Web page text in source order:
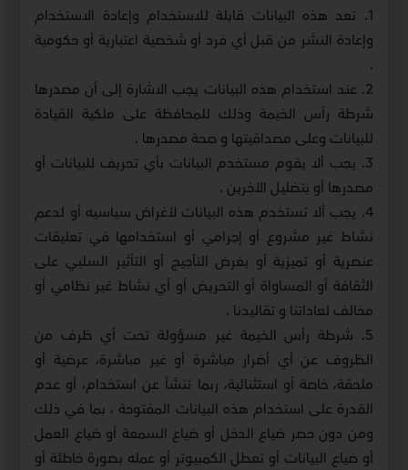
1. تعد هذه البيانات قابلة للاستخدام وإعادة الاستخدام
وإعادة النشر من قبل أي فرد أو شخصية اعتبارية أو حكومية
2. عند استخدام هذه البيانات يجب الاشارة إلى أن مصدرها
شرطة رأس الخيمة وذلك للمحافظة على ملكية القيادة
للبيانات وعلى مصداقيتها و صحة مصدرها .
3. يجب ألا يقوم مستخدم البيانات بأي تحريف للبيانات أو
مصدرها أو بتضليل الأخرين .
4. يجب ألا تستخدم هذه البيانات لأغراض سياسيه أو لدعم
نشاط غير مشروع أو إجرامي أو استخدامها في تعليقات
عنصرية أو تميزية أو بغرض التأجيج أو التأثير السلبي على
الثقافة أو المساواة أو التحريض أو أي نشاط غير نظامي أو
مخالف لعاداتنا و تقاليدنا .
5. شرطة رأس الخيمة غير مسؤولة تحت أي ظرف من
الظروف عن أي أضرار مباشرة أو غير مباشرة، عرضية أو
ملحقة، خاصة أو استثنائية، ربما تنشأ عن استخدام، أو عدم
القدرة على استخدام هذه البيانات المفتوحة ، بما في ذلك
ومن دون حصر ضياع الدخل أو ضياع السمعة أو ضياع العمل
أو ضياع البيانات أو تعطل الكمبيوتر أو عمله بصورة خاطئة أو